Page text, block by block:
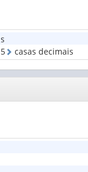
5 casas decimais